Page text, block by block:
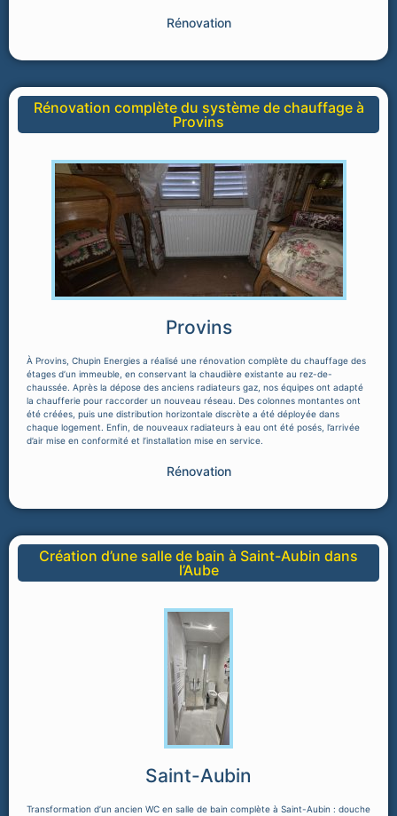
Rénovation
Rénovation complète du système de chauffage à
Provins
Provins
À Provins, Chupin Energies a réalisé une rénovation complète du chauffage des
étages d’un immeuble, en conservant la chaudière existante au rez-de-
chaussée. Après la dépose des anciens radiateurs gaz, nos équipes ont adapté
la chaufferie pour raccorder un nouveau réseau. Des colonnes montantes ont
été créées, puis une distribution horizontale discrète a été déployée dans
chaque logement. Enfin, de nouveaux radiateurs à eau ont été posés, l’arrivée
d’air mise en conformité et l’installation mise en service.
Rénovation
Création d’une salle de bain à Saint-Aubin dans
l’Aube
Saint-Aubin
Transformation d’un ancien WC en salle de bain complète à Saint-Aubin : douche